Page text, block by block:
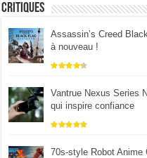
Critiques
Assassin’s Creed
à nouveau !
Vantrue Nexus Series
qui inspire confiance
70s-style Robot Anime